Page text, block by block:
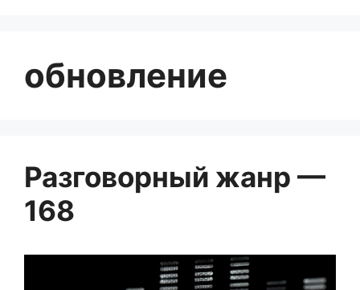
обновление
Разговорный жанр —
168